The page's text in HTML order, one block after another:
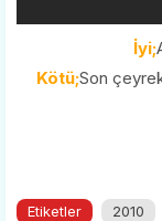
İyi;
Kötü;Son
Etiketler 2010